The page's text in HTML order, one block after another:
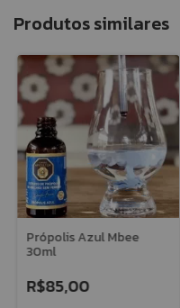
Produtos similares
Própolis Azul Mbee
30ml
R$85,00